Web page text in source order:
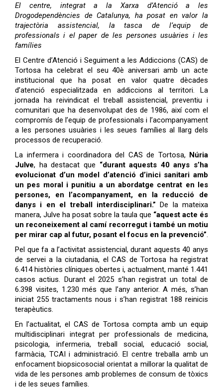
El centre, integrat a la Xarxa d’Atenció a les
Drogodependències de Catalunya, ha posat en valor la
trajectòria assistencial, la tasca de l’equip de
professionals i el paper de les persones usuàries i les
famílies
El Centre d’Atenció i Seguiment a les Addiccions (CAS) de
Tortosa ha celebrat el seu 40è aniversari amb un acte
institucional que ha posat en valor quatre dècades
d’atenció especialitzada en addiccions al territori. La
jornada ha reivindicat el treball assistencial, preventiu i
comunitari que ha desenvolupat des de 1986, així com el
compromís de l’equip de professionals i l’acompanyament
a les persones usuàries i les seues famílies al llarg dels
processos de recuperació.
La infermera i coordinadora del CAS de Tortosa, Núria
Julve, ha destacat que “durant aquests 40 anys s’ha
evolucionat d’un model d’atenció d’inici sanitari amb
un pes moral i punitiu a un abordatge centrat en les
persones, en l’acompanyament, en la reducció de
danys i en el treball interdisciplinari.”De la mateixa
manera, Julve ha posat sobre la taula que “aquest acte és
un reconeixement al camí recorregut i també un motiu
per mirar cap al futur, posant el focus en la prevenció”.
Pel que fa a l’activitat assistencial, durant aquests 40 anys
de servei a la ciutadania, el CAS de Tortosa ha registrat
6.414 històries clíniques obertes i, actualment, manté 1.441
casos actius. Durant el 2025 s’han registrat un total de
6.398 visites, 1.230 més que l’any anterior. A més, s’han
iniciat 255 tractaments nous i s’han registrat 188 reinicis
terapèutics.
En l’actualitat, el CAS de Tortosa compta amb un equip
multidisciplinari integrat per professionals de medicina,
psicologia, infermeria, treball social, educació social,
farmàcia, TCAI i administració. El centre treballa amb un
enfocament biopsicosocial orientat a millorar la qualitat de
vida de les persones amb problemes de consum de tòxics
i de les seues famílies.